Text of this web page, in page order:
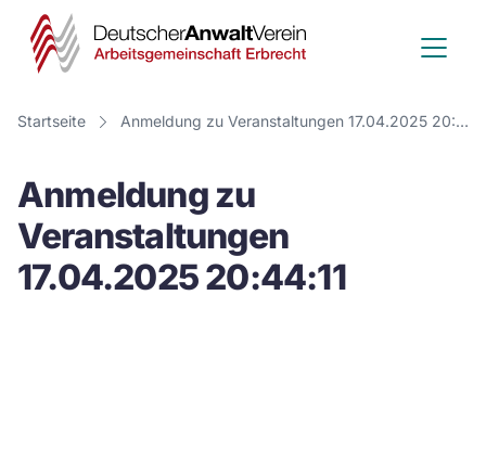
Deutscher
Anwalt
Verein
Startseite Anmeldung zu Veranstaltungen 17.04.2025 20:44:11
Anmeldung zu
Veranstaltungen
17.04.2025 20:44:11